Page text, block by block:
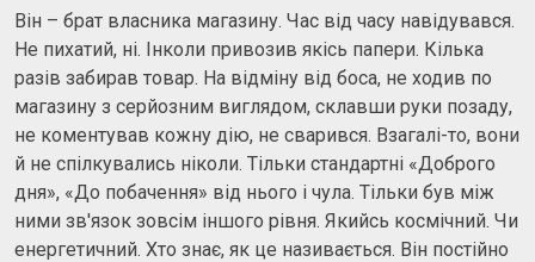
Він – брат власника магазину. Час від часу навідувався.
Не пихатий, ні. Інколи привозив якісь папери. Кілька
разів забирав товар. На відміну від боса, не ходив по
магазину з серйозним виглядом, склавши руки позаду,
не коментував кожну дію, не сварився. Взагалі-то, вони
й не спілкувались ніколи. Тільки стандартні «Доброго
дня», «До побачення» від нього і чула. Тільки був між
ними зв'язок зовсім іншого рівня. Якийсь космічний. Чи
енергетичний. Хто знає, як це називається. Він постійно